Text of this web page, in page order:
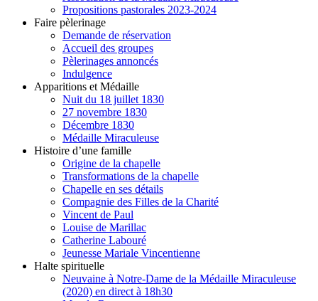
Propositions pastorales 2023-2024
Faire pèlerinage
Demande de réservation
Accueil des groupes
Pèlerinages annoncés
Indulgence
Apparitions et Médaille
Nuit du 18 juillet 1830
27 novembre 1830
Décembre 1830
Médaille Miraculeuse
Histoire d’une famille
Origine de la chapelle
Transformations de la chapelle
Chapelle en ses détails
Compagnie des Filles de la Charité
Vincent de Paul
Louise de Marillac
Catherine Labouré
Jeunesse Mariale Vincentienne
Halte spirituelle
Neuvaine à Notre-Dame de la Médaille Miraculeuse
(2020) en direct à 18h30